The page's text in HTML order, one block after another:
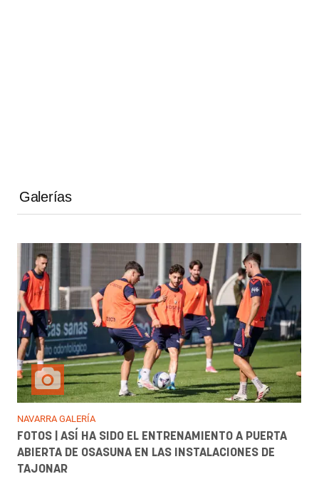
Galerías
NAVARRA GALERÍA
FOTOS | ASÍ HA SIDO EL ENTRENAMIENTO A PUERTA
ABIERTA DE OSASUNA EN LAS INSTALACIONES DE
TAJONAR